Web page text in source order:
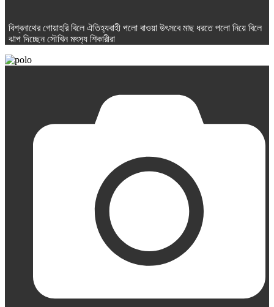
বিশ্বনাথের গোয়াহরি বিলে ঐতিহ‌্যবাহী পলো বাওয়া উৎসবে মাছ ধরতে পলো নিয়ে বিলে
ঝাপ দিচ্ছেন সৌখিন মৎস‌্য শিকারীরা